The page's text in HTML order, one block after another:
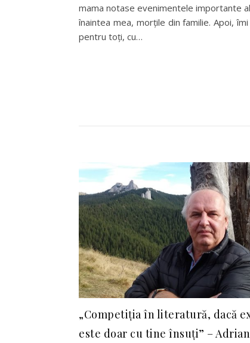
mama notase evenimentele importante
înaintea mea, morțile din familie. Apoi,
pentru toți, cu…
„Competiția în literatură, dacă
este doar cu tine însuți” –